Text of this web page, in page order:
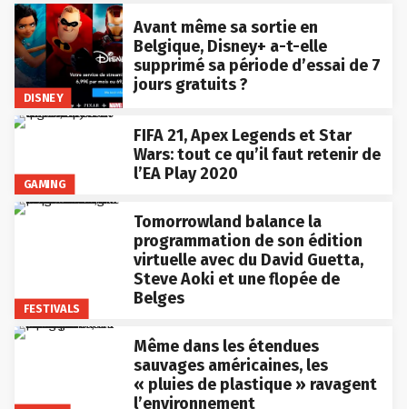
DISNEY
Avant même sa sortie en
Belgique, Disney+ a-t-elle
supprimé sa période d’essai de 7
jours gratuits ?
GAMING
FIFA 21, Apex Legends et Star
Wars: tout ce qu’il faut retenir de
l’EA Play 2020
FESTIVALS
Tomorrowland balance la
programmation de son édition
virtuelle avec du David Guetta,
Steve Aoki et une flopée de
Belges
Même dans les étendues
sauvages américaines, les
« pluies de plastique » ravagent
l’environnement